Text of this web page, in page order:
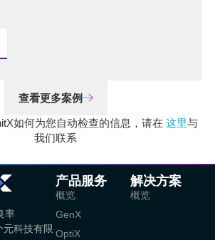
查看更多案例
如何为您自动检查的信息，请在 这里与
我们联系
率
元科技有限
产品服务
概览
GenX
OptiX
解决方案
概览